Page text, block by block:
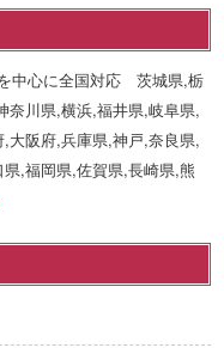
中心に全国対応 茨城県,栃
奈川県,横浜,福井県,岐阜県,
大阪府,兵庫県,神戸,奈良県,
,福岡県,佐賀県,長崎県,熊